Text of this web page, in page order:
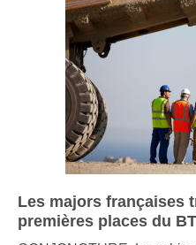
Les majors françaises
premières places du